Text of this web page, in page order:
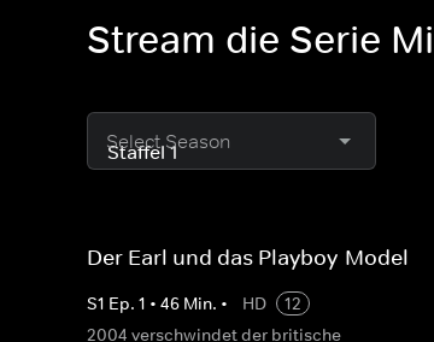
Stream die Serie
Select Season
Der Earl und das Playboy-Model
S1 Ep. 1 • 46 Min. • HD
12
2004 verschwindet der britische